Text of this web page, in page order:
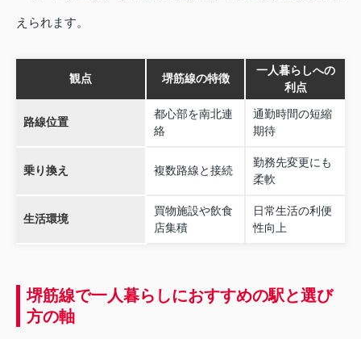
えられます。
観点 堺筋線の特徴
一人暮らしへの
利点
路線位置
都心部を南北連
絡
通勤時間の短縮
期待
乗り換え 複数路線と接続
勤務先変更にも
柔軟
生活環境
買物施設や飲食
店集積
日常生活の利便
性向上
堺筋線で一人暮らしにおすすめの駅と選び
方の軸